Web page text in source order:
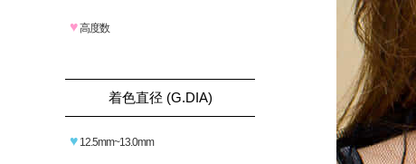
♥高度数
着色直径 (G.DIA)
♥ 12.5mm~13.0mm